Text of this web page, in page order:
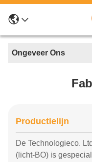
Ongeveer Ons
Productielijn
De Technologieco.
(licht-BO) is